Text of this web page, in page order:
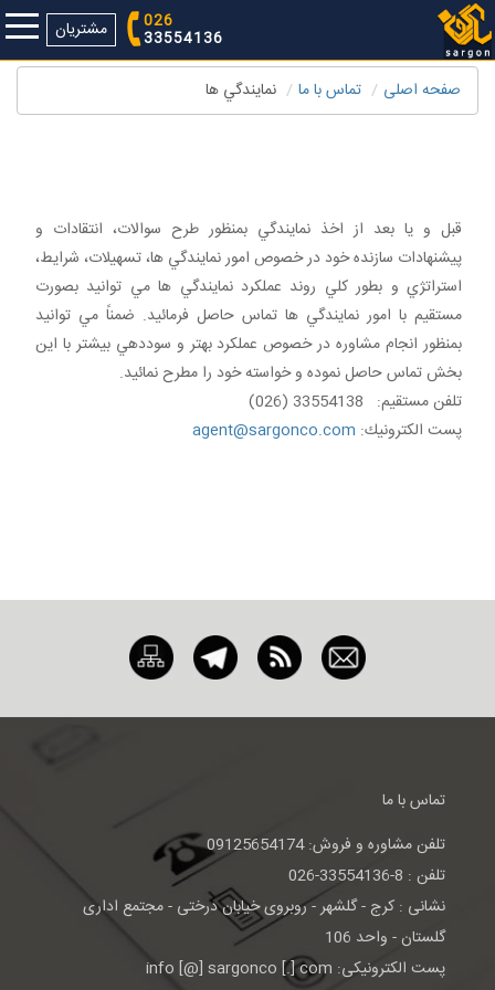
مشتریان 026
33554136
صفحه اصلی تماس با ما
نمايندگي ها
قبل و يا بعد از اخذ نمايندگي بمنظور طرح سوالات، انتقادات و
پيشنهادات سازنده خود در خصوص امور نمايندگي ها، تسهيلات، شرايط،
استراتژي و بطور كلي روند عملكرد نمايندگي ها مي توانيد بصورت
مستقيم با امور نمايندگي ها تماس حاصل فرمائيد. ضمناً مي توانيد
بمنظور انجام مشاوره در خصوص عملكرد بهتر و سوددهي بيشتر با اين
بخش تماس حاصل نموده و خواسته خود را مطرح نمائيد.
تلفن مستقيم: 33554138 (026)
پست الكترونيك: agent@sargonco.com
تماس با ما
تلفن مشاوره و فروش: 09125654174
تلفن : 8-33554136-026
نشانی : كرج - گلشهر - روبروی خيابان درختی - مجتمع اداری
گلستان - واحد 106
پست الکترونیکی: info [@] sargonco [.] com